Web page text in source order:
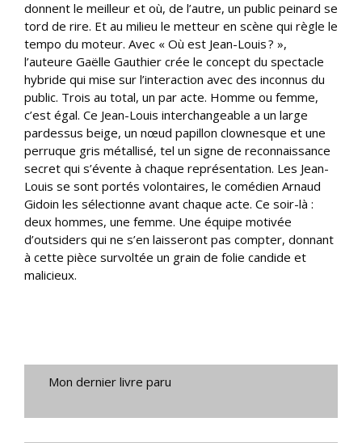
donnent le meilleur et où, de l’autre, un public peinard se
tord de rire. Et au milieu le metteur en scène qui règle le
tempo du moteur. Avec « Où est Jean-Louis ? »,
l’auteure Gaëlle Gauthier crée le concept du spectacle
hybride qui mise sur l’interaction avec des inconnus du
public. Trois au total, un par acte. Homme ou femme,
c’est égal. Ce Jean-Louis interchangeable a un large
pardessus beige, un nœud papillon clownesque et une
perruque gris métallisé, tel un signe de reconnaissance
secret qui s’évente à chaque représentation. Les Jean-
Louis se sont portés volontaires, le comédien Arnaud
Gidoin les sélectionne avant chaque acte. Ce soir-là :
deux hommes, une femme. Une équipe motivée
d’outsiders qui ne s’en laisseront pas compter, donnant
à cette pièce survoltée un grain de folie candide et
malicieux.
Mon dernier livre paru